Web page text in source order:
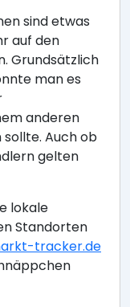
sind etwas
auf den
Grundsätzlich
man es
anderen
Auch ob
gelten
lokale
Standorten
tracker.de